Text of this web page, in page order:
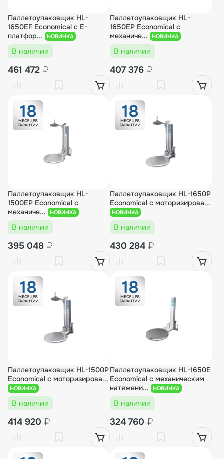
Паллетоупаковщик HL-
1650EF Economical с E-
платфор...
НОВИНКА
В наличии
461 472 ₽
Паллетоупаковщик HL-
1650EP Economical с
механиче...
НОВИНКА
В наличии
407 376 ₽
Паллетоупаковщик HL-
1500EP Economical с
механиче...
НОВИНКА
В наличии
395 048 ₽
Паллетоупаковщик HL-1650P
Economical с моторизирова...
НОВИНКА
В наличии
430 284 ₽
Паллетоупаковщик HL-1500P
Economical с моторизирова...
НОВИНКА
В наличии
414 920 ₽
Паллетоупаковщик HL-1650E
Economical с механическим
натяжени...
НОВИНКА
В наличии
324 760 ₽